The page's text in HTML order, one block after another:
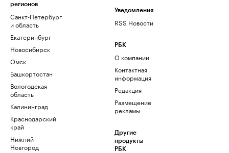
регионов
Санкт-Петербург
и область
Екатеринбург
Новосибирск
Омск
Башкортостан
Вологодская
область
Калининград
Краснодарский
край
Нижний
Новгород
Уведомления
RSS Новости
РБК
О компании
Контактная
информация
Редакция
Размещение
рекламы
Другие
продукты
РБК